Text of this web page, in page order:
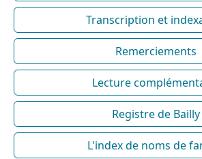
Transcription et
Remerciements
Lecture
Registre de Bailly
L'index de noms de